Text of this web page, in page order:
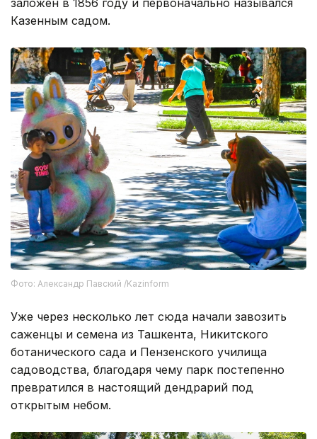
заложен в 1856 году и первоначально назывался
Казенным садом.
Фото: Александр Павский /Kazinform
Уже через несколько лет сюда начали завозить
саженцы и семена из Ташкента, Никитского
ботанического сада и Пензенского училища
садоводства, благодаря чему парк постепенно
превратился в настоящий дендрарий под
открытым небом.